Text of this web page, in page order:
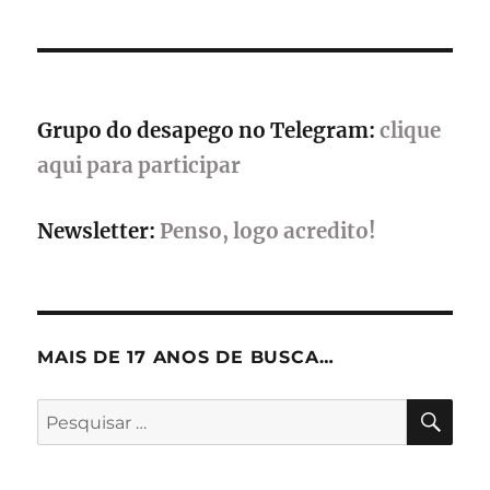
com
e
precisão
Grupo do desapego no Telegram: clique
aqui para participar
Newsletter: Penso, logo acredito!
MAIS DE 17 ANOS DE BUSCA…
Pesquisar
por: